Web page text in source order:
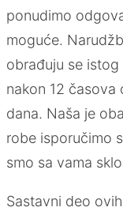
ponudimo
moguće.
obrađuju se
nakon 12 časova
dana. Naša je
robe isporučimo
smo sa vama
Sastavni deo